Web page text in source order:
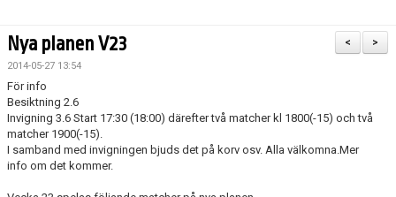
OM HYLLIE IK
KONTAKT
KIOSKEN
>
<
Nya planen V23
2014-05-27 13:54
För info
Besiktning 2.6
Invigning 3.6 Start 17:30 (18:00) därefter två matcher kl 1800(-15) och två
matcher 1900(-15).
I samband med invigningen bjuds det på korv osv. Alla välkomna.Mer
info om det kommer.